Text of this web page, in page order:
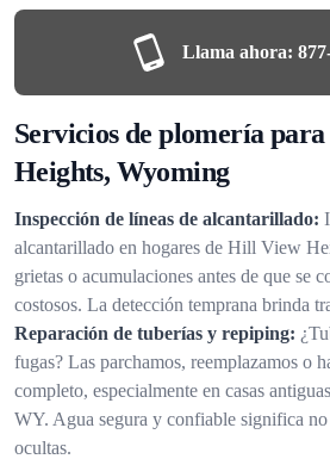
Llama ahora:
Servicios de plomería
Heights, Wyoming
Inspección de líneas de alcantarillado:
alcantarillado en hogares de Hill View
grietas o acumulaciones antes de que se
costosos. La detección temprana brinda
Reparación de tuberías y repiping:
fugas? Las parchamos, reemplazamos o
completo, especialmente en casas
WY. Agua segura y confiable significa no
ocultas.